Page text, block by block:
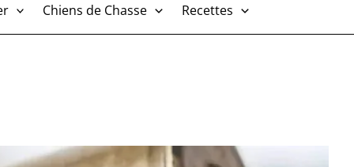
Chiens de Chasse Recettes